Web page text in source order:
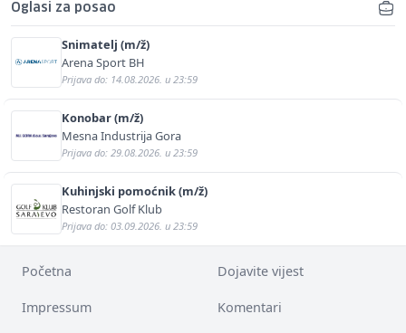
Oglasi za posao
Snimatelj (m/ž)
Arena Sport BH
Prijava do: 14.08.2026. u 23:59
Konobar (m/ž)
Mesna Industrija Gora
Prijava do: 29.08.2026. u 23:59
Kuhinjski pomoćnik (m/ž)
Restoran Golf Klub
Prijava do: 03.09.2026. u 23:59
Početna Dojavite vijest
Impressum Komentari